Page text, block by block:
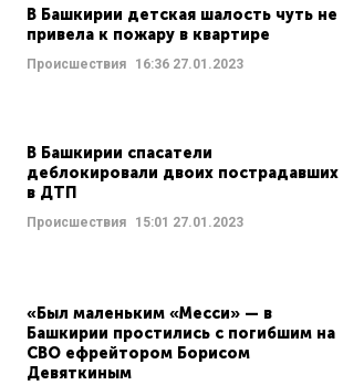
В Башкирии детская шалость чуть не
привела к пожару в квартире
Происшествия 16:36 27.01.2023
В Башкирии спасатели
деблокировали двоих пострадавших
в ДТП
Происшествия 15:01 27.01.2023
«Был маленьким «Месси» — в
Башкирии простились с погибшим на
СВО ефрейтором Борисом
Девяткиным